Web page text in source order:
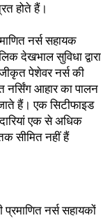
होते हैं।
नर्स सहायक
देखभाल सुविधा द्वारा
पेशेवर नर्स की
आहार का पालन
हैं। एक सिटीफाइड
एक से अधिक
सीमित नहीं हैं
प्रमाणित नर्स सहायकों